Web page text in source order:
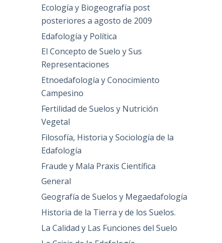
Ecología y Biogeografía post
posteriores a agosto de 2009
Edafología y Política
El Concepto de Suelo y Sus
Representaciones
Etnoedafología y Conocimiento
Campesino
Fertilidad de Suelos y Nutrición
Vegetal
Filosofía, Historia y Sociología de la
Edafología
Fraude y Mala Praxis Científica
General
Geografía de Suelos y Megaedafología
Historia de la Tierra y de los Suelos.
La Calidad y Las Funciones del Suelo